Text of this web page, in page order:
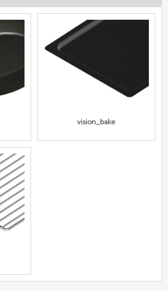
vision_bake